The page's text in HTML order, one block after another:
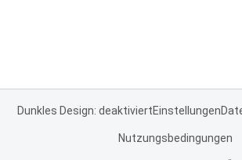
Dunkles Design: deaktiviertEinstellungen
Nutzungsbedingungen